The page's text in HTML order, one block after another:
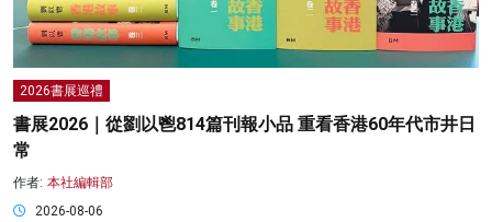
2026書展巡禮
書展2026｜從劉以鬯814篇刊報小品 重看香港60年代市井日
常
作者: 本社編輯部
2026-08-06